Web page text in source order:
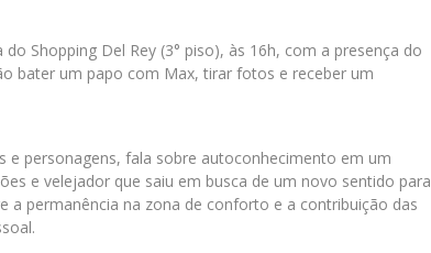
Shopping Del Rey (3° piso), às 16h, com a presença do
bater um papo com Max, tirar fotos e receber um
e personagens, fala sobre autoconhecimento em um
e velejador que saiu em busca de um novo sentido para
a permanência na zona de conforto e a contribuição das